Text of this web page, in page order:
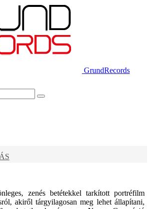
GrundRecords
zenés betétekkel tarkított portréfilm
akiről tárgyilagosan meg lehet állapítani,